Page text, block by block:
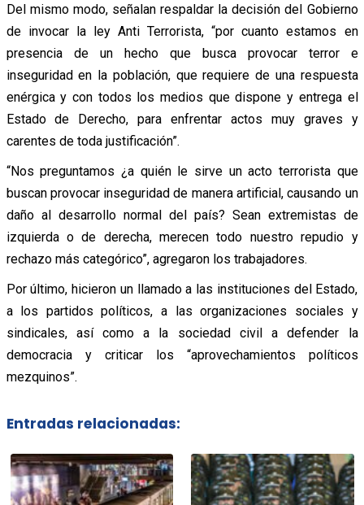
Del mismo modo, señalan respaldar la decisión del Gobierno
de invocar la ley Anti Terrorista, “por cuanto estamos en
presencia de un hecho que busca provocar terror e
inseguridad en la población, que requiere de una respuesta
enérgica y con todos los medios que dispone y entrega el
Estado de Derecho, para enfrentar actos muy graves y
carentes de toda justificación”.
“Nos preguntamos ¿a quién le sirve un acto terrorista que
buscan provocar inseguridad de manera artificial, causando un
daño al desarrollo normal del país? Sean extremistas de
izquierda o de derecha, merecen todo nuestro repudio y
rechazo más categórico”, agregaron los trabajadores.
Por último, hicieron un llamado a las instituciones del Estado,
a los partidos políticos, a las organizaciones sociales y
sindicales, así como a la sociedad civil a defender la
democracia y criticar los “aprovechamientos políticos
mezquinos”.
Entradas relacionadas: